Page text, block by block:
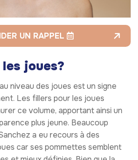
UN RAPPEL
joues?
niveau des joues est un signe
Les fillers pour les joues
ce volume, apportant ainsi un
plus jeune. Beaucoup
a eu recours à des
car ses pommettes semblent